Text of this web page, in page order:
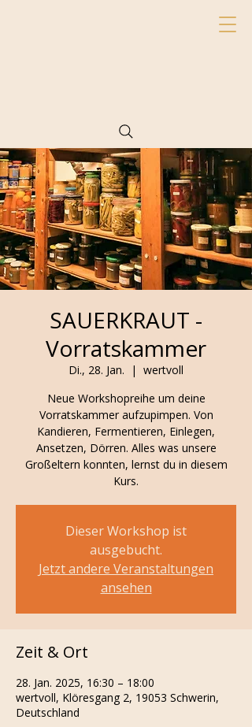
SAUERKRAUT -
Vorratskammer
Di., 28. Jan.
  |
wertvoll
Neue Workshopreihe um deine
Vorratskammer aufzupimpen. Von
Kandieren, Fermentieren, Einlegen,
Ansetzen, Dörren. Alles was unsere
Großeltern konnten, lernst du in diesem
Kurs.
Dieser Workshop ist
ausgebucht.
Jetzt andere Veranstaltungen
ansehen
Zeit & Ort
28. Jan. 2025, 16:30 – 18:00
wertvoll, Klöresgang 2, 19053 Schwerin,
Deutschland